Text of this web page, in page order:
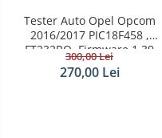
Tester Auto Opel Opcom
2016/2017 PIC18F458 ,
FT232RQ ,Firmware 1.39
300,00 Lei
270,00 Lei